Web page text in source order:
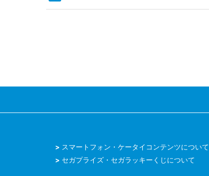
スマートフォン・ケータイコンテンツについて
セガプライズ・セガラッキーくじについて